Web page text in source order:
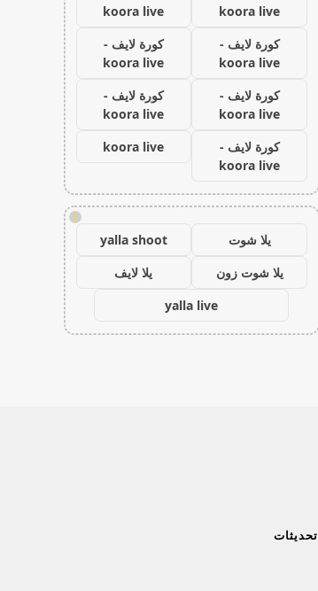
koora live
koora live
كورة لايف -
koora live
كورة لايف -
koora live
كورة لايف -
koora live
كورة لايف -
koora live
كورة لايف -
koora live
koora live
!
يلا شوت
yalla shoot
يلا شوت زون
يلا لايف
yalla live
تحديثات